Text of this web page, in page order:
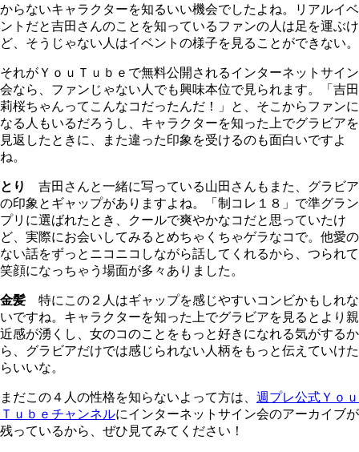
からないキャラクターを知るいい機会でしたよね。リアルイベ
ントだと吉田さんのことを知っているファンの人は足を運ぶけ
ど、そうじゃない人はイベントの様子を見ることができない。
それがＹｏｕＴｕｂｅで無料公開されるインターネットサイン
会なら、ファンじゃない人でも興味本位で見られます。「吉田
莉桜ちゃんってこんなコだったんだ！」と、そこからファンに
なる人もいるだろうし、キャラクターを知った上でグラビアを
見返したときに、また違った印象を受けるのも面白いですよ
ね。
とり 吉田さんと一緒に写っている山田さんもまた、グラビア
の印象とギャップがありますよね。「制コレ１８」で準グラン
プリに選ばれたとき、クールで爽やかなコだと思っていたけ
ど、実際にお会いしてみるとめちゃくちゃゲラなコで。他愛の
ない話をずっとニコニコしながら話してくれるから、つられて
笑顔になっちゃう場面が多々ありました。
金髪 特にこの２人はギャップを感じやすいコンビかもしれな
いですね。キャラクターを知った上でグラビアを見るとより親
近感が湧くし、女のコのことをもっと好きになれる気がするか
ら、グラビアだけでは感じられない人柄をもっと伝えていけた
らいいな。
まだこの４人の性格を知らないよって方は、 週プレ公式Ｙｏｕ
Ｔｕｂｅチャンネルにインターネットサイン会のアーカイブが
残っているから、ぜひ見てみてください！